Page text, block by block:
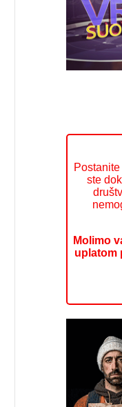
ste
Molimo
uplatom